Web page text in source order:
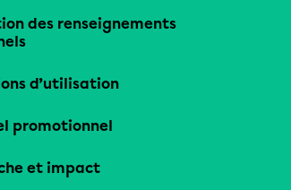
des renseignements
d’utilisation
promotionnel
et impact